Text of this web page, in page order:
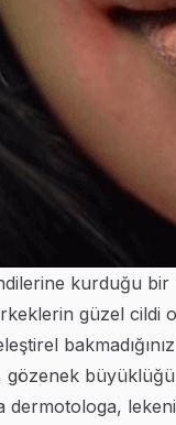
kurduğu
güzel
gözenek
dermotologa,